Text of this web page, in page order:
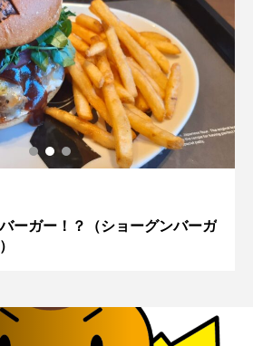
ーガー！？（ショーグンバーガ